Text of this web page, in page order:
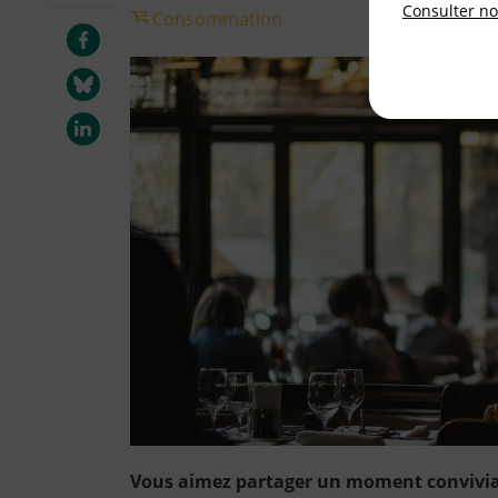
Consommation
Vous aimez partager un moment
Consulter